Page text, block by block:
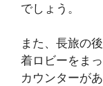
でしょう。
また、長旅の
着ロビーをま
カウンターが